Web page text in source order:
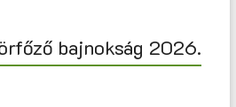
bajnokság 2026.